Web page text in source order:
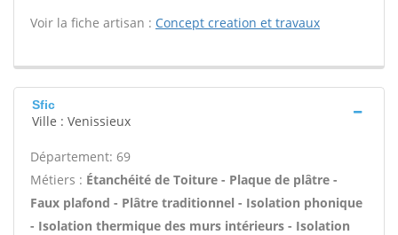
Voir la fiche artisan : Concept creation et travaux
Sfic
Ville : Venissieux
Département: 69
Métiers : Étanchéité de Toiture - Plaque de plâtre -
Faux plafond - Plâtre traditionnel - Isolation phonique
- Isolation thermique des murs intérieurs - Isolation